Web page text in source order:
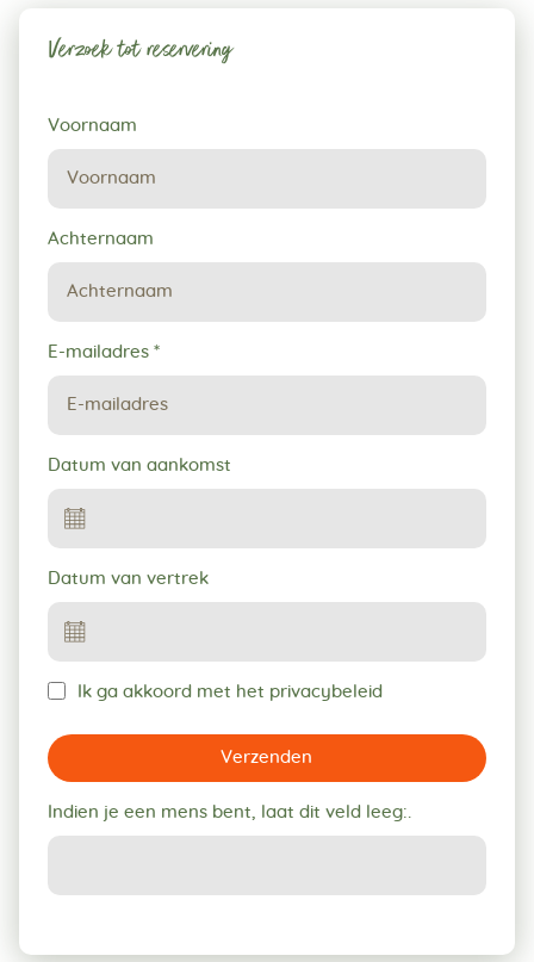
Verzoek tot reservering
Verzoek
tot
reservering
Voornaam
Achternaam
E-mailadres *
Datum van aankomst
Datum van vertrek
Ik ga akkoord met het privacybeleid
Verzenden
Indien je een mens bent, laat dit veld leeg:.